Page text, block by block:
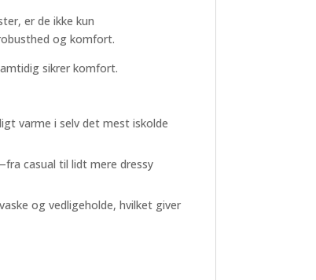
er de ikke kun
og komfort.
sikrer komfort.
varme i selv det mest iskolde
casual til lidt mere dressy
og vedligeholde, hvilket giver